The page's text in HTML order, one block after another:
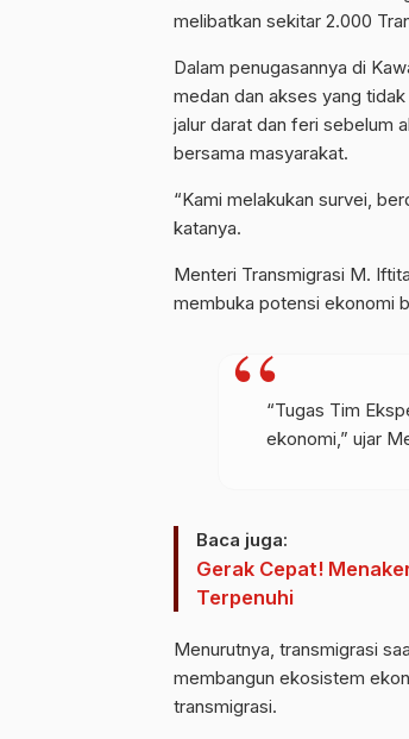
melibatkan sekitar 2.000
Dalam penugasannya di
medan dan akses yang
jalur darat dan feri sebelum
bersama masyarakat.
“Kami melakukan survei,
katanya.
Menteri Transmigrasi M.
membuka potensi ekonomi
“Tugas Tim
ekonomi,” ujar
Baca juga:
Gerak Cepat!
Terpenuhi
Menurutnya, transmigrasi
membangun ekosistem
transmigrasi.